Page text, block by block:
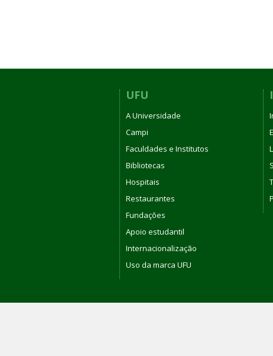
UFU
A Universidade
Campi
Faculdades e Institutos
Bibliotecas
Hospitais
Restaurantes
Fundações
Apoio estudantil
Internacionalização
Uso da marca UFU